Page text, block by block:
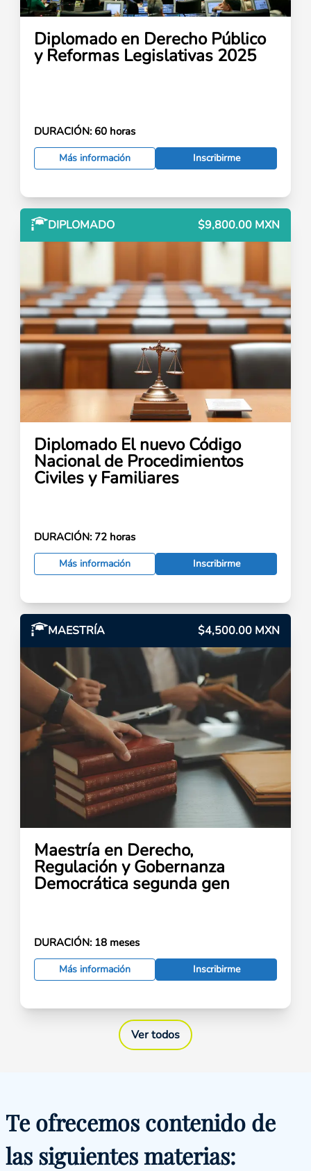
Diplomado en Derecho Público
y Reformas Legislativas 2025
DURACIÓN: 60 horas
Más información Inscribirme
DIPLOMADO $9,800.00 MXN
Diplomado El nuevo Código
Nacional de Procedimientos
Civiles y Familiares
DURACIÓN: 72 horas
Más información Inscribirme
MAESTRÍA $4,500.00 MXN
Maestría en Derecho,
Regulación y Gobernanza
Democrática segunda gen
DURACIÓN: 18 meses
Más información Inscribirme
Ver todos
Te ofrecemos contenido de
las siguientes materias: